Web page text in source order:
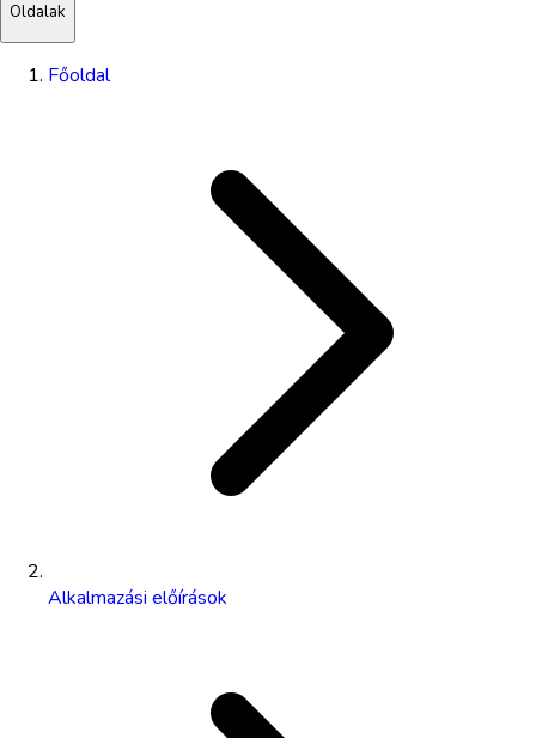
Oldalak
Főoldal
Alkalmazási előírások